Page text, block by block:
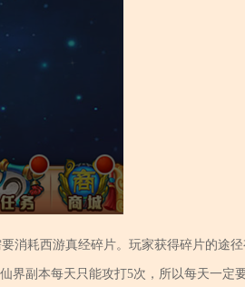
消耗西游真经碎片。玩家获得碎片的途
界副本每天只能攻打5次，所以每天一定